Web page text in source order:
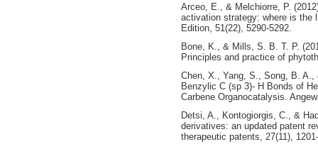
Arceo, E., & Melchiorre, P.
activation strategy: where is the
Edition, 51(22), 5290-5292.
Bone, K., & Mills, S. B. T. P.
Principles and practice of
Chen, X., Yang, S., Song, B. A.,
Benzylic C (sp 3)- H Bonds of
Carbene Organocatalysis.
Detsi, A., Kontogiorgis, C., &
derivatives: an updated patent
therapeutic patents, 27(11),